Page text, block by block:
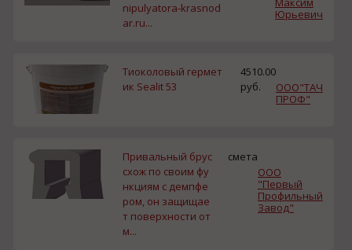
nipulyatora-krasnod
ar.ru...
Юрьевич
Тиоколовый гермет
ик Sealit 53
4510.00
руб.
ООО"ТАЧ
ПРОФ"
Привальный брус
схож по своим фу
нкциям с демпфе
ром, он защищае
т поверхности от
м...
смета
ООО
"Первый
Профильный
Завод"